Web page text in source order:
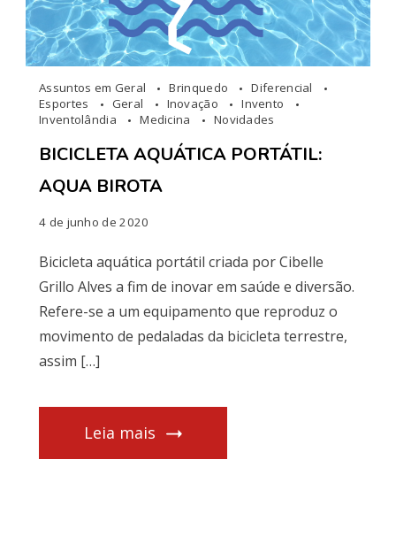
Assuntos em Geral Brinquedo
Diferencial
Esportes
Geral Inovação
Invento
Inventolândia
Medicina Novidades
BICICLETA AQUÁTICA PORTÁTIL:
AQUA BIROTA
4 de junho de 2020
Bicicleta aquática portátil criada por Cibelle
Grillo Alves a fim de inovar em saúde e diversão.
Refere-se a um equipamento que reproduz o
movimento de pedaladas da bicicleta terrestre,
assim […]
Leia mais